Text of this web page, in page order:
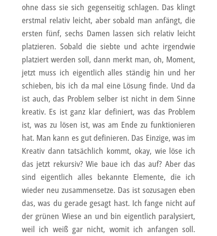
ohne dass sie sich gegenseitig schlagen. Das klingt
erstmal relativ leicht, aber sobald man anfängt, die
ersten fünf, sechs Damen lassen sich relativ leicht
platzieren. Sobald die siebte und achte irgendwie
platziert werden soll, dann merkt man, oh, Moment,
jetzt muss ich eigentlich alles ständig hin und her
schieben, bis ich da mal eine Lösung finde. Und da
ist auch, das Problem selber ist nicht in dem Sinne
kreativ. Es ist ganz klar definiert, was das Problem
ist, was zu lösen ist, was am Ende zu funktionieren
hat. Man kann es gut definieren. Das Einzige, was im
Kreativ dann tatsächlich kommt, okay, wie löse ich
das jetzt rekursiv? Wie baue ich das auf? Aber das
sind eigentlich alles bekannte Elemente, die ich
wieder neu zusammensetze. Das ist sozusagen eben
das, was du gerade gesagt hast. Ich fange nicht auf
der grünen Wiese an und bin eigentlich paralysiert,
weil ich weiß gar nicht, womit ich anfangen soll.